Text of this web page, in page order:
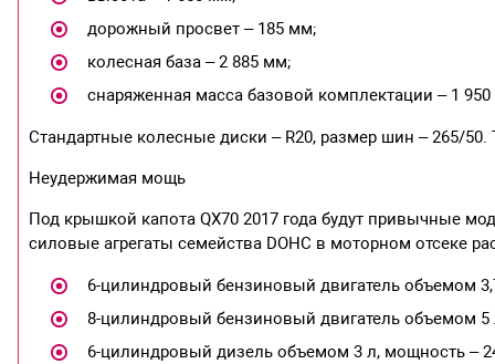
дорожный просвет – 185 мм;
колесная база – 2 885 мм;
снаряженная масса базовой комплектации – 1 950
Стандартные колесные диски – R20, размер шин – 265/
Неудержимая мощь
Под крышкой капота QX70 2017 года будут привычные
силовые агрегаты семейства DOHC в моторном отсеке
6-цилиндровый бензиновый двигатель объемом
8-цилиндровый бензиновый двигатель объемом
6-цилиндровый дизель объемом 3 л, мощность –